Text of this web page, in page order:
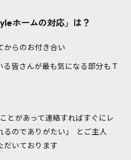
ホームの対応」は？
からのお付き合い
皆さんが最も気になる部分もＴ
とがあって連絡すればすぐにレ
るのでありがたい」 とご主人
だいております